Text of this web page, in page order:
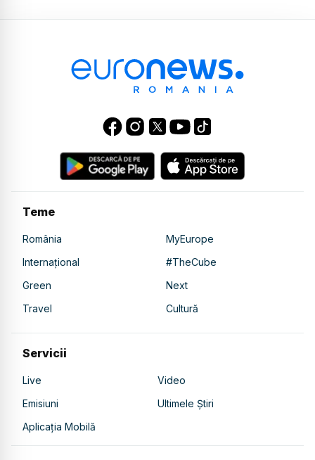
Teme
România
MyEurope
Internațional
#TheCube
Green
Next
Travel
Cultură
Servicii
Live
Video
Emisiuni
Ultimele Știri
Aplicația Mobilă